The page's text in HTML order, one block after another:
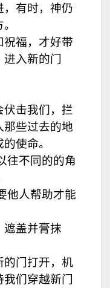
，有时，神仍
祝福，才好带
入新的门
击我们，拦
那些过去的地
使命。
往不同的的角
他人帮助才能
遮盖并膏抹
的门打开，机
们穿越新门